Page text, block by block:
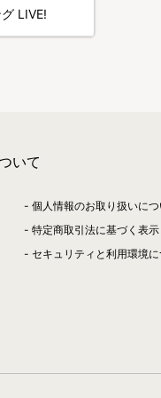
LIVE!
いて
個人情報のお取り扱いにつ
特定商取引法に基づく表示
セキュリティと利用環境